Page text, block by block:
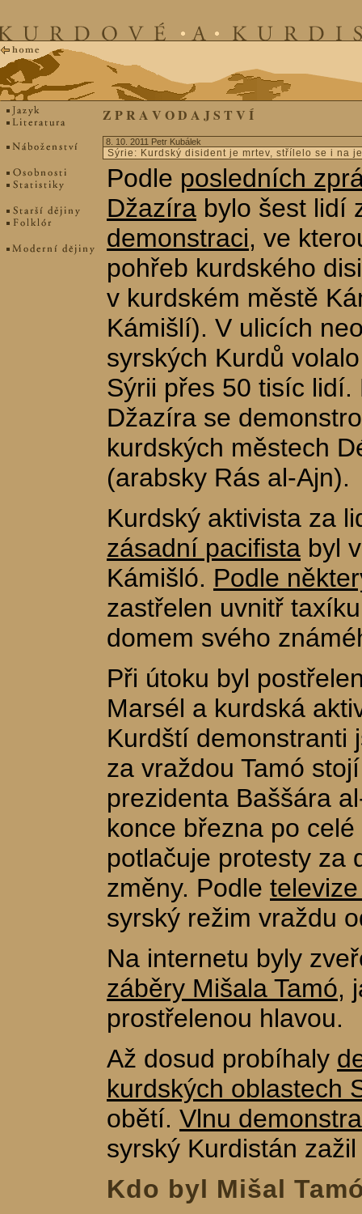
Z P R A V O D A J S T V Í
8. 10. 2011 Petr Kubálek
Sýrie: Kurdský disident je mrtev, střílelo se i na
Podle posledních
Džazíra bylo šest lidí
demonstraci, ve
pohřeb kurdského
v kurdském městě
Kámišlí). V ulicích
syrských Kurdů
Sýrii přes 50 tisíc lidí.
Džazíra se
kurdských městech
(arabsky Rás al-Ajn).
Kurdský aktivista za
zásadní pacifista byl
Kámišló. Podle
zastřelen uvnitř
domem svého
Při útoku byl
Marsél a kurdská
Kurdští demonstranti
za vraždou Tamó
prezidenta Baššára
konce března po
potlačuje protesty za
změny. Podle
syrský režim vraždu
Na internetu byly
záběry Mišala Tamó,
prostřelenou hlavou.
Až dosud probíhaly
kurdských oblastech
obětí. Vlnu
syrský Kurdistán
Kdo byl Mišal